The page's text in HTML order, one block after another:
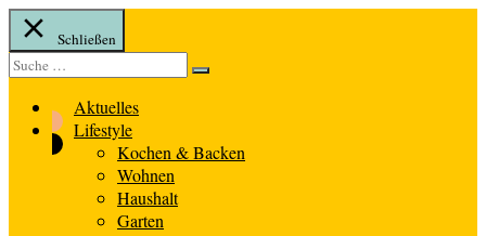
Schließen
Suche
nach:
Suche
Aktuelles
Lifestyle
Kochen & Backen
Wohnen
Haushalt
Garten